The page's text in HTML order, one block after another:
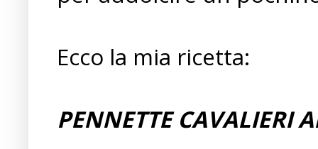
Ecco la mia ricetta:
PENNETTE CAVALIERI